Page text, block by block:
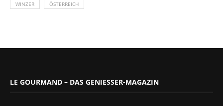
WINZER ÖSTERREICH
LE GOURMAND – DAS GENIESSER-MAGAZIN